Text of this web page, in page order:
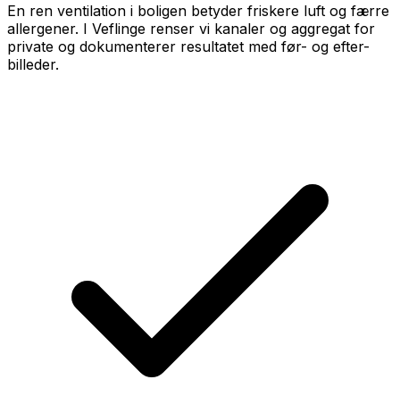
En ren ventilation i boligen betyder friskere luft og færre
allergener. I Veflinge renser vi kanaler og aggregat for
private og dokumenterer resultatet med før- og efter-
billeder.